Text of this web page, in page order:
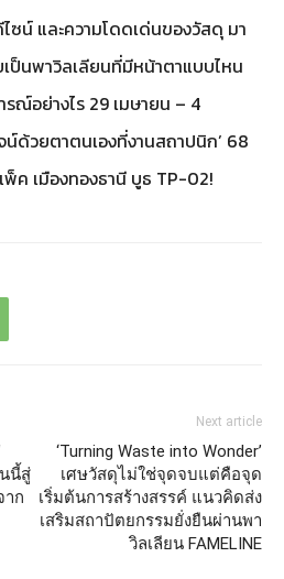
ซน์ และความโดดเด่นของวัสดุ มา
ป็นพาวิลเลียนที่มีหน้าตาแบบไหน
ณ์อย่างไร 29 เมษายน – 4
ด้วยตาตนเองที่งานสถาปนิก’ 68
พ็ค เมืองทองธานี บูธ TP-02!
นี้สู่
าก
Next article
‘Turning Waste into Wonder’
เศษวัสดุไม่ใช่จุดจบแต่คือจุด
เริ่มต้นการสร้างสรรค์ แนวคิดส่ง
เสริมสถาปัตยกรรมยั่งยืนผ่านพา
วิลเลียน FAMELINE